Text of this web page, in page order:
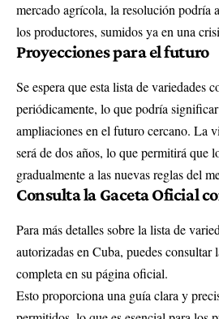
mercado agrícola, la resolución podría
los productores, sumidos ya en una
Proyecciones para el futuro
Se espera que esta lista de variedades
periódicamente, lo que podría
ampliaciones en el futuro cercano. La
será de dos años, lo que permitirá que
gradualmente a las nuevas reglas del
Consulta la Gaceta Oficial
Para más detalles sobre la lista de
autorizadas en Cuba, puedes consultar
completa en su página oficial.
Esto proporciona una guía clara y